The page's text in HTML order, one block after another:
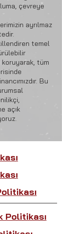
çevreye
ayrılmaz
temel
koruyarak, tüm
Bu
açık
Politikası